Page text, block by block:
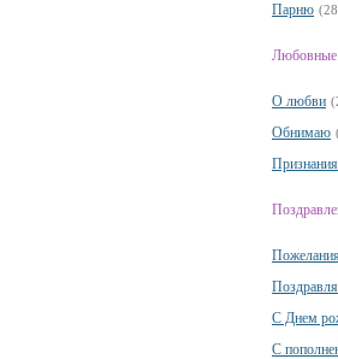
Парню
О любви
Обнимаю
С Днем
С